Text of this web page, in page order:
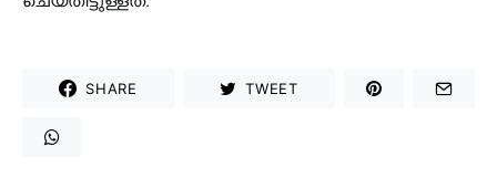
SHARE TWEET